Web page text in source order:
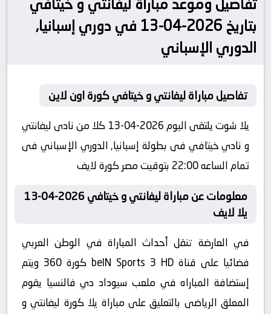
بتاريخ 2026-04-13 في دوري إسبانيا,
الدوري الإسباني
تفاصيل مباراة ليفانتي و خيتافي كورة اون لاين
يلا شوت يلتقى اليوم 2026-04-13 كلا من نادى ليفانتي
و نادي خيتافي فى بطولة إسبانيا, الدوري الإسباني فى
تمام الساعه 22:00 بتوقيت مصر كورة لايف
معلومات عن مباراة ليفانتي و خيتافي 2026-04-13
يلا لايف
في العارضة تنقل أحداث المباراة في الوطن العربي
فضائيا على قناة beIN Sports 3 HD كورة 360 ويتم
إستضافة المباراه في ملعب سيوداد دي فالنسيا يقوم
المعلق الرياضى بالتعليق على مباراة يلا كورة ليفانتي و